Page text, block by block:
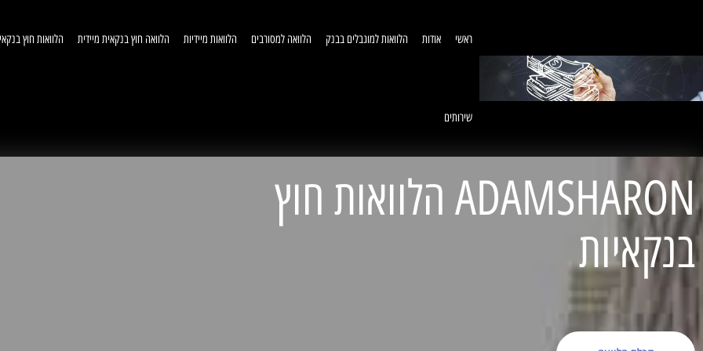
ראשי אודות הלוואות למוגבלים בבנק הלוואה למסורבים הלוואות מיידיות הלוואה חוץ בנקאית מיידית הלוואות חוץ
שירותים
ADAMSHARON הלוואות חוץ
בנקאיות